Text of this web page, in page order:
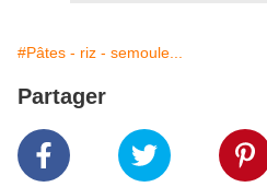
#Pâtes - riz - semoule...
Partager